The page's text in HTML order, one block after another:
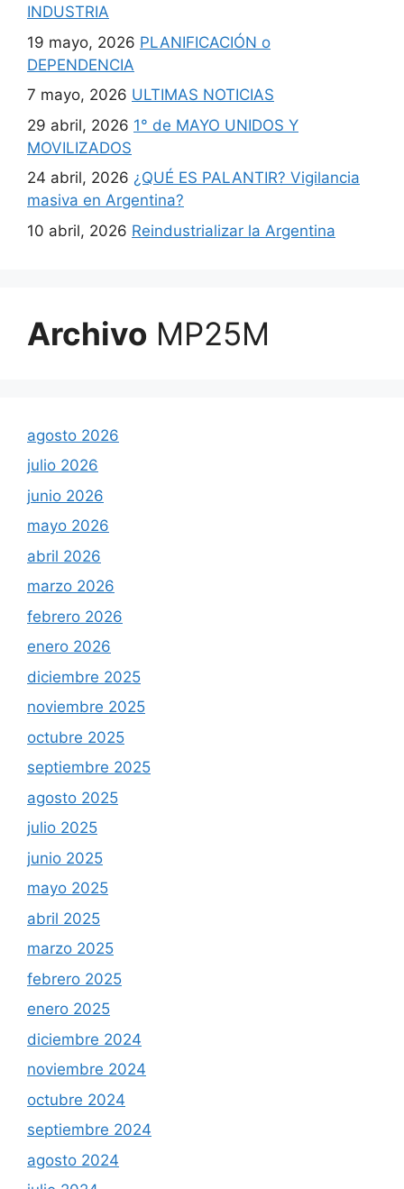
INDUSTRIA
19 mayo, 2026 PLANIFICACIÓN o
DEPENDENCIA
7 mayo, 2026 ULTIMAS NOTICIAS
29 abril, 2026 1° de MAYO UNIDOS Y
MOVILIZADOS
24 abril, 2026 ¿QUÉ ES PALANTIR? Vigilancia
masiva en Argentina?
10 abril, 2026 Reindustrializar la Argentina
Archivo MP25M
agosto 2026
julio 2026
junio 2026
mayo 2026
abril 2026
marzo 2026
febrero 2026
enero 2026
diciembre 2025
noviembre 2025
octubre 2025
septiembre 2025
agosto 2025
julio 2025
junio 2025
mayo 2025
abril 2025
marzo 2025
febrero 2025
enero 2025
diciembre 2024
noviembre 2024
octubre 2024
septiembre 2024
agosto 2024